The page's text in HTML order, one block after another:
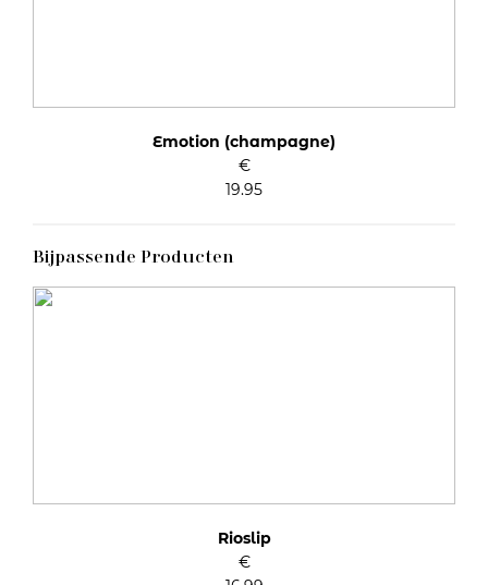
Emotion (champagne)
€
19.95
Bijpassende Producten
Rioslip
€